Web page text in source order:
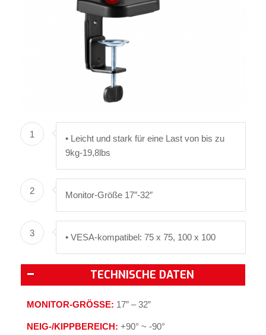
1
• Leicht und stark für eine Last von bis zu
9kg-19,8lbs
2 Monitor-Größe 17″-32″
3 • VESA-kompatibel: 75 x 75, 100 x 100
TECHNISCHE DATEN
MONITOR-GRÖSSE: 17” – 32”
NEIG-/KIPPBEREICH: +90° ~ -90°